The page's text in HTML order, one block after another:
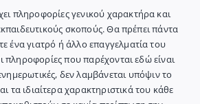
πληροφορίες γενικού χαρακτήρα και
σκοπούς. Θα πρέπει πάντα
ένα γιατρό ή άλλο επαγγελματία του
πληροφορίες που παρέχονται εδώ είναι
δεν λαμβάνεται υπόψιν το
τα ιδιαίτερα χαρακτηριστικά του κάθε